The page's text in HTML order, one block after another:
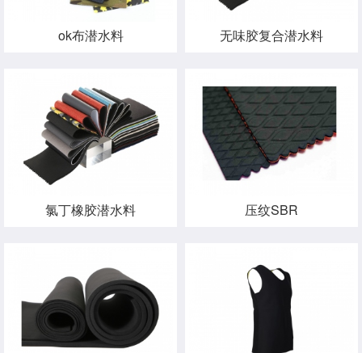
ok布潜水料 无味胶复合潜水料
氯丁橡胶潜水料 压纹SBR